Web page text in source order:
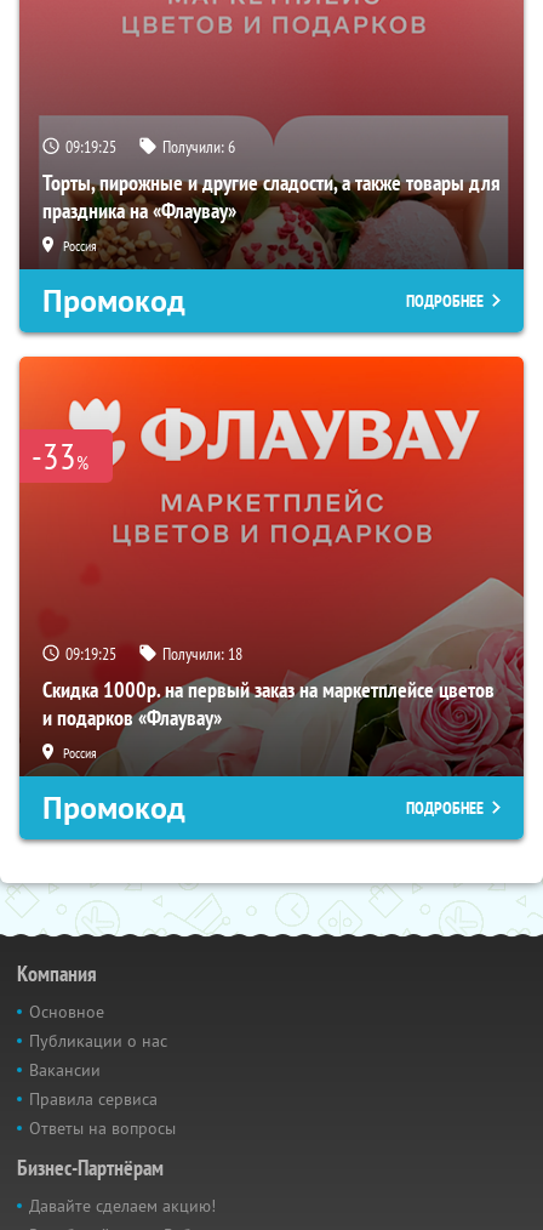
09:19:24 Получили:6
Торты, пирожные и другие сладости, а также товары для
праздника на «Флаувау»
Россия
Промокод ПОДРОБНЕЕ
-33%
09:19:24 Получили: 18
Скидка 1000р. на первый заказ на маркетплейсе цветов
и подарков «Флаувау»
Россия
Промокод ПОДРОБНЕЕ
Компания
Основное
Публикации о нас
Вакансии
Правила сервиса
Ответы на вопросы
Бизнес-Партнёрам
Давайте сделаем акцию!